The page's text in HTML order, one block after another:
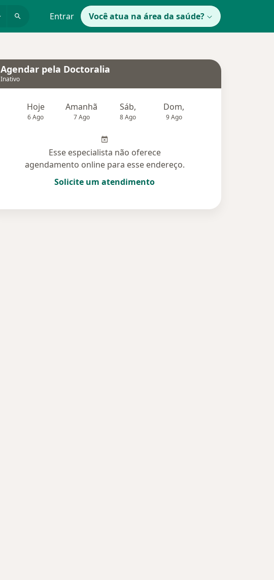
Entrar Você atua na área da saúde?
Agendar pela Doctoralia
Inativo
Hoje
6 Ago
Amanhã
7 Ago
Sáb,
8 Ago
Dom,
9 Ago
Esse especialista não oferece
agendamento online para esse endereço.
Solicite um atendimento